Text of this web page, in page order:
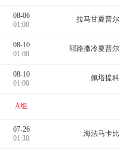
08-06
01:00
拉马甘夏普尔
08-10
01:00
耶路撒冷夏普尔
08-10
01:00
佩塔提科
A组
07-26
01:30
海法马卡比